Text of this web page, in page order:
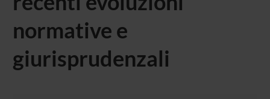
normative e
giurisprudenzali